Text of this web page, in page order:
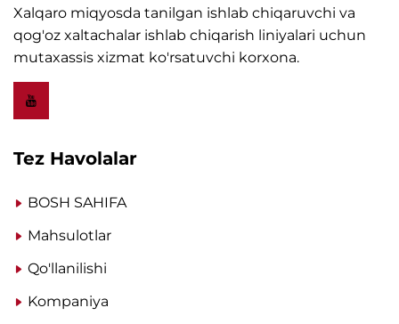
Xalqaro miqyosda tanilgan ishlab chiqaruvchi va
qog'oz xaltachalar ishlab chiqarish liniyalari uchun
mutaxassis xizmat ko'rsatuvchi korxona.
Tez Havolalar
BOSH SAHIFA
Mahsulotlar
Qo'llanilishi
Kompaniya